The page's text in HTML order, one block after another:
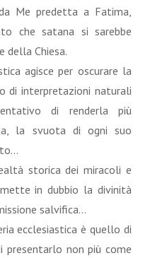
Me predetta a Fatima,
che satana si sarebbe
Chiesa.
agisce per oscurare la
di interpretazioni naturali
di renderla più
la svuota di ogni suo
storica dei miracoli e
in dubbio la divinità
salvifica...
ecclesiastica è quello di
presentarlo non più come